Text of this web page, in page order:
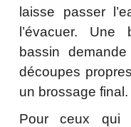
laisse passer
l’évacuer. Une
bassin
découpes
un brossage final.
Pour ceux qui